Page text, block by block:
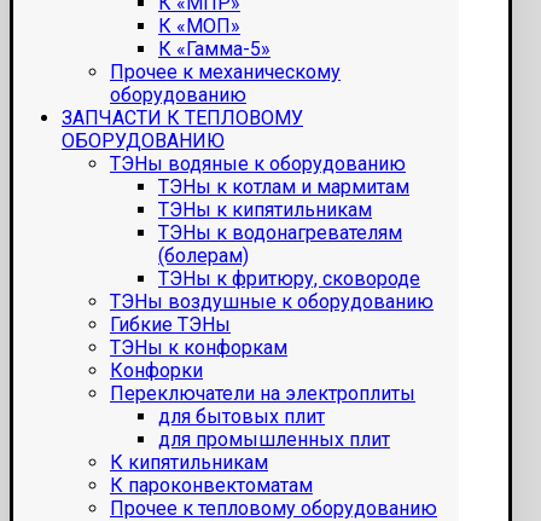
К «МОП»
К «Гамма-5»
Прочее к механическому
оборудованию
ЗАПЧАСТИ К ТЕПЛОВОМУ
ОБОРУДОВАНИЮ
ТЭНы водяные к оборудованию
ТЭНы к котлам и мармитам
ТЭНы к кипятильникам
ТЭНы к водонагревателям
(болерам)
ТЭНы к фритюру, сковороде
ТЭНы воздушные к оборудованию
Гибкие ТЭНы
ТЭНы к конфоркам
Конфорки
Переключатели на электроплиты
для бытовых плит
для промышленных плит
К кипятильникам
К пароконвектоматам
Прочее к тепловому оборудованию